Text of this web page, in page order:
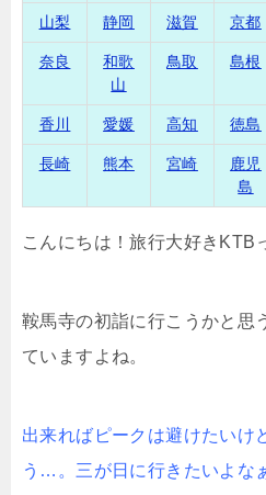
山梨 静岡 滋賀 京都
奈良
和歌
山
鳥取 島根
香川 愛媛 高知 徳島
長崎 熊本 宮崎
鹿児
島
こんにちは！旅行大好きKTB
鞍馬寺の初詣に行こうかと思
ていますよね。
出来ればピークは避けたいけ
う…。三が日に行きたいよな